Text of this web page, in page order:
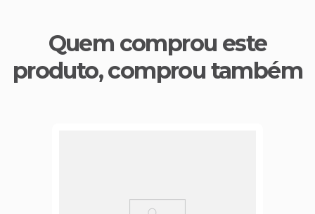
Quem comprou este
produto, comprou também